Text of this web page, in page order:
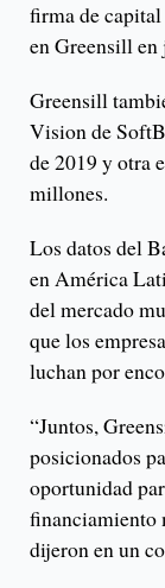
firma de
en Greensill
Greensill
Vision de
de 2019 y otra
millones.
Los datos del
en América
del mercado
que los
luchan por
“Juntos,
posicionados
oportunidad
financiamiento
dijeron en un